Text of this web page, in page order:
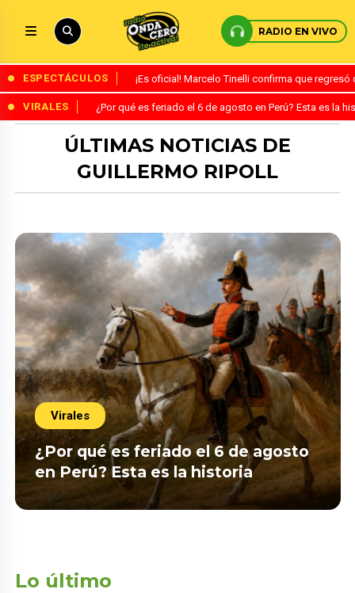
RADIO EN VIVO
ESPECTÁCULOS ¡Es oficial! Marcelo Tinelli confirma que
VIRALES ¿Por qué es feriado el 6 de agosto en Perú? Esta es la
ÚLTIMAS NOTICIAS DE
GUILLERMO RIPOLL
Virales
¿Por qué es feriado el 6 de agosto
en Perú? Esta es la historia
Lo último